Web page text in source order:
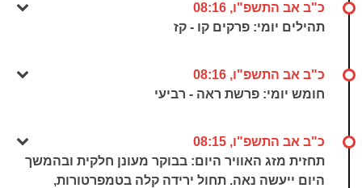
כ"ב אב התשפ"ו, 08:16
תהילים יומי: פרקים קו - קז
כ"ב אב התשפ"ו, 08:16
חומש יומי: פרשת ראה - רביעי
כ"ב אב התשפ"ו, 08:15
תחזית מזג האוויר היום: בבוקר מעונן חלקית ובהמשך
היום ייעשה נאה. תחול ירידה קלה בטמפרטורות,